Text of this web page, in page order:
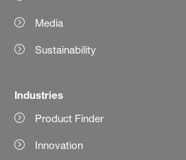
Media
Sustainability
Industries
Product Finder
Innovation